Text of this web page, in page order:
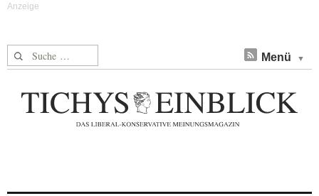
Suche nach: Menü